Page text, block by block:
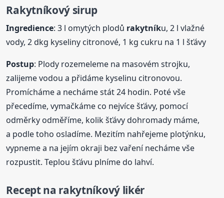
Rakytníkový sirup
Ingredience: 3 l omytých plodů rakytníku, 2 l vlažné
vody, 2 dkg kyseliny citronové, 1 kg cukru na 1 l šťávy
Postup: Plody rozemeleme na masovém strojku,
zalijeme vodou a přidáme kyselinu citronovou.
Promícháme a necháme stát 24 hodin. Poté vše
přecedíme, vymačkáme co nejvíce šťávy, pomocí
odměrky odměříme, kolik šťávy dohromady máme,
a podle toho osladíme. Mezitím nahřejeme plotýnku,
vypneme a na jejím okraji bez vaření necháme vše
rozpustit. Teplou šťávu plníme do lahví.
Recept na rakytníkový likér